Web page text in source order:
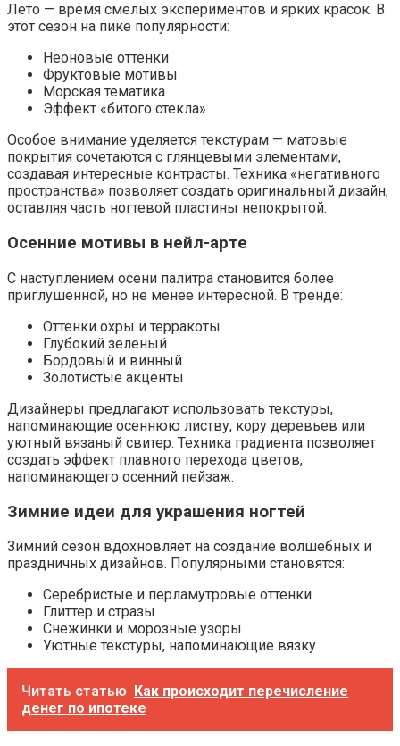
Лето — время смелых экспериментов и ярких красок. В
этот сезон на пике популярности:
Неоновые оттенки
Фруктовые мотивы
Морская тематика
Эффект «битого стекла»
Особое внимание уделяется текстурам — матовые
покрытия сочетаются с глянцевыми элементами,
создавая интересные контрасты. Техника «негативного
пространства» позволяет создать оригинальный дизайн,
оставляя часть ногтевой пластины непокрытой.
Осенние мотивы в нейл-арте
С наступлением осени палитра становится более
приглушенной, но не менее интересной. В тренде:
Оттенки охры и терракоты
Глубокий зеленый
Бордовый и винный
Золотистые акценты
Дизайнеры предлагают использовать текстуры,
напоминающие осеннюю листву, кору деревьев или
уютный вязаный свитер. Техника градиента позволяет
создать эффект плавного перехода цветов,
напоминающего осенний пейзаж.
Зимние идеи для украшения ногтей
Зимний сезон вдохновляет на создание волшебных и
праздничных дизайнов. Популярными становятся:
Серебристые и перламутровые оттенки
Глиттер и стразы
Снежинки и морозные узоры
Уютные текстуры, напоминающие вязку
Читать статью Как происходит перечисление
денег по ипотеке